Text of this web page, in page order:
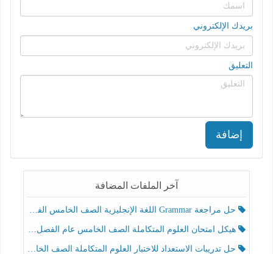
بريدك الإلكتروني
التعليق
إضافة
آخر الملفات المضافة
حل مراجعة Grammar اللغة الإنجليزية الصف الخامس الفصل الثالث
هيكل امتحان العلوم المتكاملة الصف الخامس عام الفصل الدراسي الثالث 2025-2026
حل تدريبات الاستعداد للاختبار العلوم المتكاملة الصف الخامس عام الفصل الثالث